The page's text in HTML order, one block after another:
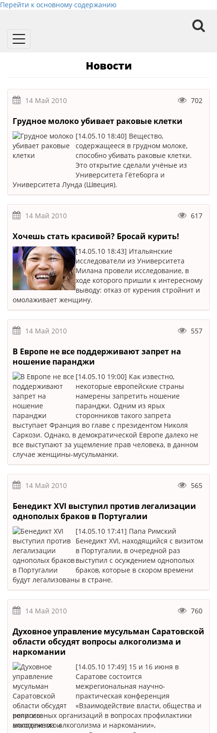
Перейти к основному содержанию
Toggle
Новости
14 Май 2010 702
Грудное молоко убивает раковые клетки
[14.05.10 18:40] Вещество,
содержащееся в грудном молоке,
способно убивать раковые клетки.
Это открытие сделали учёные из
Университета Гётеборга и
Университета Лунда (Швеция).
14 Май 2010 617
Хочешь стать красивой? Бросай курить!
[14.05.10 18:43] Итальянские
исследователи из Университета
Милана провели исследование, в
ходе которого пришли к интересному
выводу: отказ от курения стройнит и
омолаживает женщину.
14 Май 2010 557
В Европе не все поддерживают запрет на
ношение паранджи
[14.05.10 19:00] Как известно,
некоторые европейские страны
намерены запретить ношение
паранджи. Одним из ярых
сторонников такого запрета
выступает Франция во главе с президентом Николя
Саркози. Однако, в демократической Европе далеко не
все выступают за ущемление прав человека, в данном
случае женщины-мусульманки.
14 Май 2010 565
Бенедикт XVI выступил против легализации
однополых браков в Португалии
[14.05.10 17:41] Папа Римский
Бенедикт XVI, находящийся с визитом
в Португалии, в очередной раз
выступил с осуждением однополых
браков, которые в скором времени
будут легализованы в стране.
14 Май 2010 760
Духовное управление мусульман Саратовской
области обсудят вопросы алкоголизма и
наркомании
[14.05.10 17:49] 15 и 16 июня в
Саратове состоится
межрегиональная научно-
практическая конференция
«Взаимодействие власти, общества и
религиозных организаций в вопросах профилактики
молодежного алкоголизма и наркомании»,